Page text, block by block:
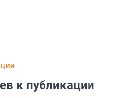
к публикации